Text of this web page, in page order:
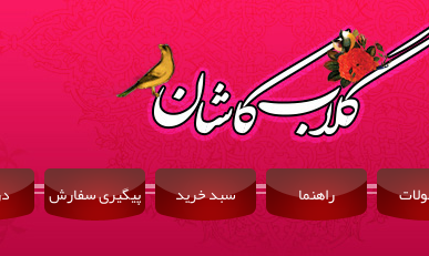
راهنما سبد خرید پیگیری سفارش